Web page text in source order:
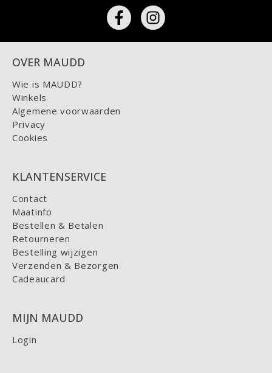
OVER MAUDD
Wie is MAUDD?
Winkels
Algemene voorwaarden
Privacy
Cookies
KLANTENSERVICE
Contact
Maatinfo
Bestellen & Betalen
Retourneren
Bestelling wijzigen
Verzenden & Bezorgen
Cadeaucard
MIJN MAUDD
Login